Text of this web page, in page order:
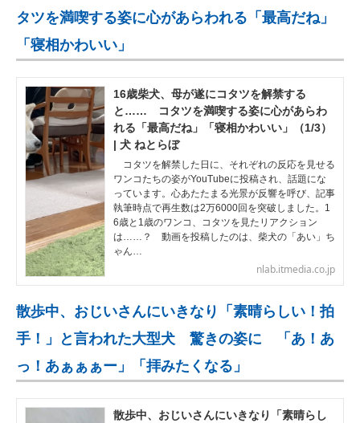
タツを満喫する姿に心があらわれる「最高だね」
「寝相かわいい」
16歳柴犬、母が遂にコタツを解禁する
と…… コタツを満喫する姿に心があらわ
れる「最高だね」「寝相かわいい」（1/3）
| 犬 ねとらぼ
コタツを解禁した日に、それぞれの反応を見せる
ワンコたちの姿がYouTubeに投稿され、話題にな
っています。心あたたまる光景が反響を呼び、記事
執筆時点で再生数は2万6000回を突破しました。1
6歳と1歳のワンコ、コタツを見たリアクション
は……？ 動画を投稿したのは、柴犬の「あい」ち
ゃん…
nlab.itmedia.co.jp
散歩中、おじいさんにいきなり「素晴らしい！拍
手！」と言われた大型犬 驚きの姿に 「あ！あ
っ！あぁぁぁー」「拝みたくなる」
散歩中、おじいさんにいきなり「素晴らし